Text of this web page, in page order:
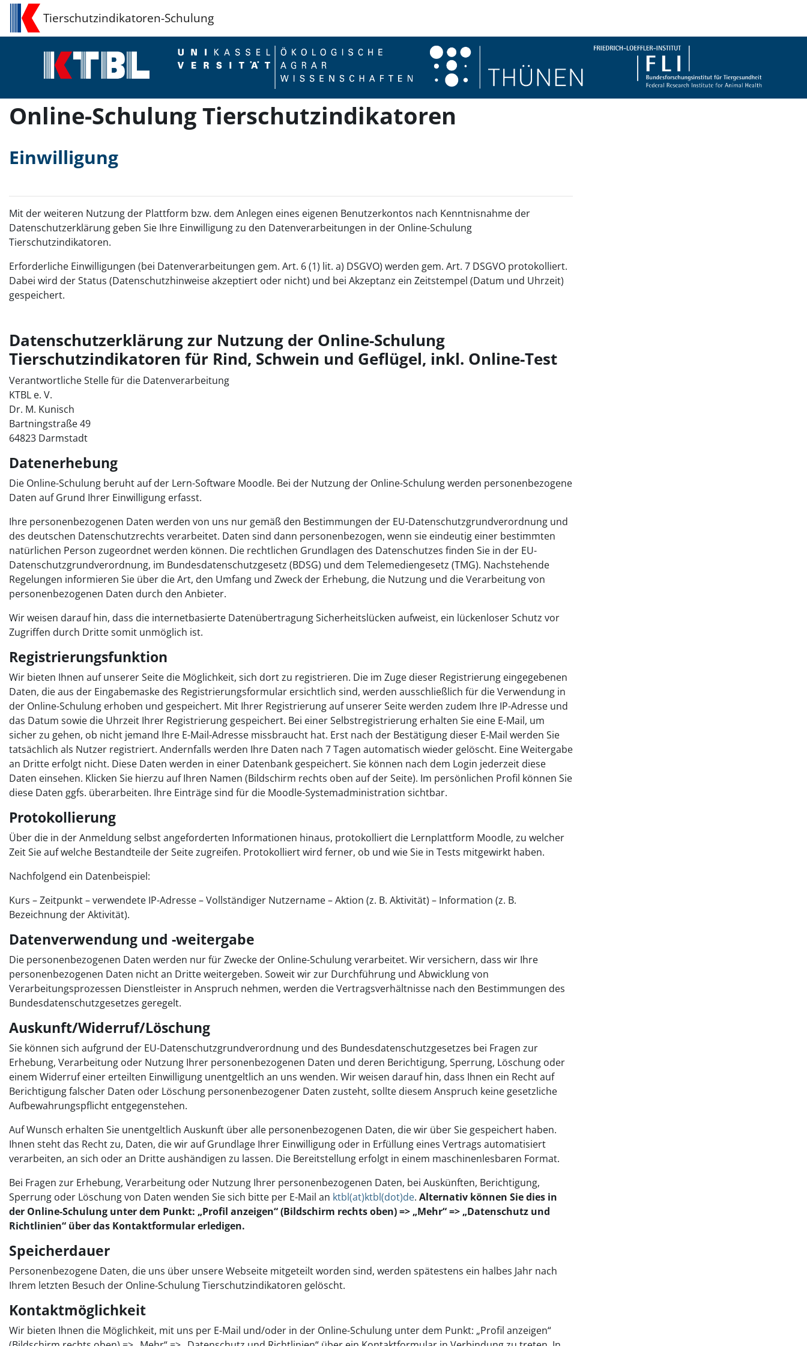
Zum Hauptinhalt
Tierschutzindikatoren-Schulung
Online-Schulung Tierschutzindikatoren
Einwilligung
Mit der weiteren Nutzung der Plattform bzw. dem Anlegen eines eigenen Benutzerkontos nach Kenntnisnahme der
Datenschutzerklärung geben Sie Ihre Einwilligung zu den Datenverarbeitungen in der Online-Schulung
Tierschutzindikatoren.
Erforderliche Einwilligungen (bei Datenverarbeitungen gem. Art. 6 (1) lit. a) DSGVO) werden gem. Art. 7 DSGVO protokolliert.
Dabei wird der Status (Datenschutzhinweise akzeptiert oder nicht) und bei Akzeptanz ein Zeitstempel (Datum und Uhrzeit)
gespeichert.
Datenschutzerklärung zur Nutzung der Online-Schulung
Tierschutzindikatoren für Rind, Schwein und Geflügel, inkl. Online-Test
Verantwortliche Stelle für die Datenverarbeitung
KTBL e. V.
Dr. M. Kunisch
Bartningstraße 49
64823 Darmstadt
Datenerhebung
Die Online-Schulung beruht auf der Lern-Software Moodle. Bei der Nutzung der Online-Schulung werden personenbezogene
Daten auf Grund Ihrer Einwilligung erfasst.
Ihre personenbezogenen Daten werden von uns nur gemäß den Bestimmungen der EU-Datenschutzgrundverordnung und
des deutschen Datenschutzrechts verarbeitet. Daten sind dann personenbezogen, wenn sie eindeutig einer bestimmten
natürlichen Person zugeordnet werden können. Die rechtlichen Grundlagen des Datenschutzes finden Sie in der EU-
Datenschutzgrundverordnung, im Bundesdatenschutzgesetz (BDSG) und dem Telemediengesetz (TMG). Nachstehende
Regelungen informieren Sie über die Art, den Umfang und Zweck der Erhebung, die Nutzung und die Verarbeitung von
personenbezogenen Daten durch den Anbieter.
Wir weisen darauf hin, dass die internetbasierte Datenübertragung Sicherheitslücken aufweist, ein lückenloser Schutz vor
Zugriffen durch Dritte somit unmöglich ist.
Registrierungsfunktion
Wir bieten Ihnen auf unserer Seite die Möglichkeit, sich dort zu registrieren. Die im Zuge dieser Registrierung eingegebenen
Daten, die aus der Eingabemaske des Registrierungsformular ersichtlich sind, werden ausschließlich für die Verwendung in
der Online-Schulung erhoben und gespeichert. Mit Ihrer Registrierung auf unserer Seite werden zudem Ihre IP-Adresse und
das Datum sowie die Uhrzeit Ihrer Registrierung gespeichert. Bei einer Selbstregistrierung erhalten Sie eine E-Mail, um
sicher zu gehen, ob nicht jemand Ihre E-Mail-Adresse missbraucht hat. Erst nach der Bestätigung dieser E-Mail werden Sie
tatsächlich als Nutzer registriert. Andernfalls werden Ihre Daten nach 7 Tagen automatisch wieder gelöscht. Eine Weitergabe
an Dritte erfolgt nicht. Diese Daten werden in einer Datenbank gespeichert. Sie können nach dem Login jederzeit diese
Daten einsehen. Klicken Sie hierzu auf Ihren Namen (Bildschirm rechts oben auf der Seite). Im persönlichen Profil können Sie
diese Daten ggfs. überarbeiten. Ihre Einträge sind für die Moodle-Systemadministration sichtbar.
Protokollierung
Über die in der Anmeldung selbst angeforderten Informationen hinaus, protokolliert die Lernplattform Moodle, zu welcher
Zeit Sie auf welche Bestandteile der Seite zugreifen. Protokolliert wird ferner, ob und wie Sie in Tests mitgewirkt haben.
Nachfolgend ein Datenbeispiel:
Kurs – Zeitpunkt – verwendete IP-Adresse – Vollständiger Nutzername – Aktion (z. B. Aktivität) – Information (z. B.
Bezeichnung der Aktivität).
Datenverwendung und -weitergabe
Die personenbezogenen Daten werden nur für Zwecke der Online-Schulung verarbeitet. Wir versichern, dass wir Ihre
personenbezogenen Daten nicht an Dritte weitergeben. Soweit wir zur Durchführung und Abwicklung von
Verarbeitungsprozessen Dienstleister in Anspruch nehmen, werden die Vertragsverhältnisse nach den Bestimmungen des
Bundesdatenschutzgesetzes geregelt.
Auskunft/Widerruf/Löschung
Sie können sich aufgrund der EU-Datenschutzgrundverordnung und des Bundesdatenschutzgesetzes bei Fragen zur
Erhebung, Verarbeitung oder Nutzung Ihrer personenbezogenen Daten und deren Berichtigung, Sperrung, Löschung oder
einem Widerruf einer erteilten Einwilligung unentgeltlich an uns wenden. Wir weisen darauf hin, dass Ihnen ein Recht auf
Berichtigung falscher Daten oder Löschung personenbezogener Daten zusteht, sollte diesem Anspruch keine gesetzliche
Aufbewahrungspflicht entgegenstehen.
Auf Wunsch erhalten Sie unentgeltlich Auskunft über alle personenbezogenen Daten, die wir über Sie gespeichert haben.
Ihnen steht das Recht zu, Daten, die wir auf Grundlage Ihrer Einwilligung oder in Erfüllung eines Vertrags automatisiert
verarbeiten, an sich oder an Dritte aushändigen zu lassen. Die Bereitstellung erfolgt in einem maschinenlesbaren Format.
Bei Fragen zur Erhebung, Verarbeitung oder Nutzung Ihrer personenbezogenen Daten, bei Auskünften, Berichtigung,
Sperrung oder Löschung von Daten wenden Sie sich bitte per E-Mail an ktbl(at)ktbl(dot)de. Alternativ können Sie dies in
der Online-Schulung unter dem Punkt: „Profil anzeigen“ (Bildschirm rechts oben) => „Mehr“ => „Datenschutz und
Richtlinien“ über das Kontaktformular erledigen.
Speicherdauer
Personenbezogene Daten, die uns über unsere Webseite mitgeteilt worden sind, werden spätestens ein halbes Jahr nach
Ihrem letzten Besuch der Online-Schulung Tierschutzindikatoren gelöscht.
Kontaktmöglichkeit
Wir bieten Ihnen die Möglichkeit, mit uns per E-Mail und/oder in der Online-Schulung unter dem Punkt: „Profil anzeigen“